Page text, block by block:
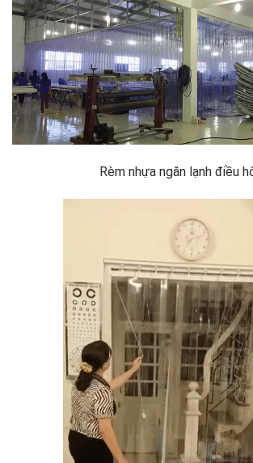
Rèm nhựa ngăn lạnh điều